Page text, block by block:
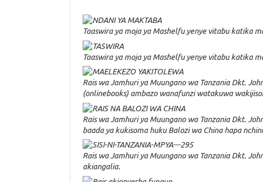
Taaswira ya moja ya Mashelfu yenye vitabu katika
Taaswira ya moja ya Mashelfu yenye vitabu katika
Rais wa Jamhuri ya Muungano wa Tanzania Dkt.
(onlinebooks) ambazo wanafunzi watakuwa
Rais wa Jamhuri ya Muungano wa Tanzania Dkt.
baada ya kukisoma huku Balozi wa China hapa
Rais wa Jamhuri ya Muungano wa Tanzania Dkt.
akiangalia.